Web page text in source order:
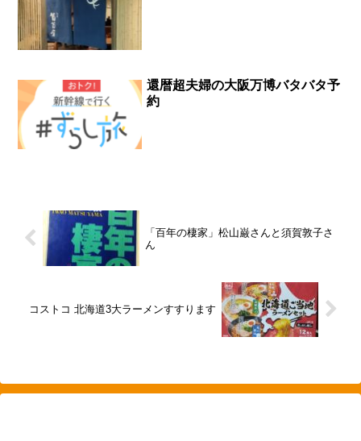
還暦超夫婦の大阪万博バタバタ予
約
「百年の棲家」松山巌さんと須賀敦子さ
ん
コストコ 北海道3大ラーメンすすります